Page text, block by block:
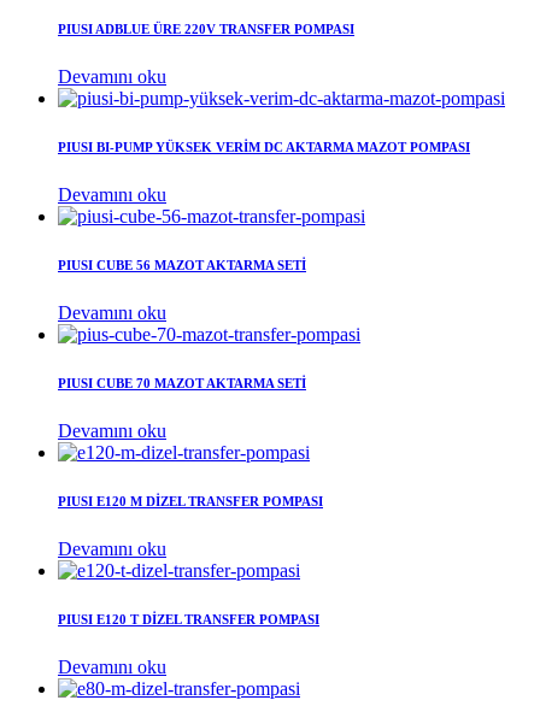
PIUSI ADBLUE ÜRE 220V TRANSFER POMPASI
Devamını oku
PIUSI BI-PUMP YÜKSEK VERİM DC AKTARMA MAZOT POMPASI
Devamını oku
PIUSI CUBE 56 MAZOT AKTARMA SETİ
Devamını oku
PIUSI CUBE 70 MAZOT AKTARMA SETİ
Devamını oku
PIUSI E120 M DİZEL TRANSFER POMPASI
Devamını oku
PIUSI E120 T DİZEL TRANSFER POMPASI
Devamını oku